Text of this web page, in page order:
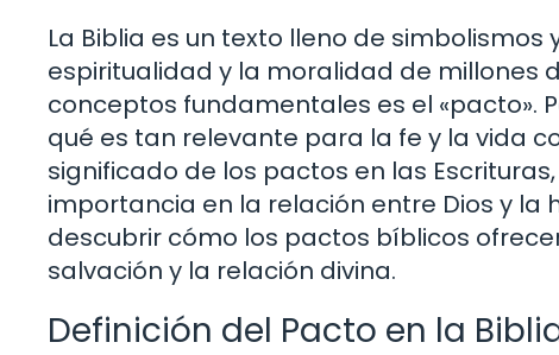
La Biblia es un texto lleno de
espiritualidad y la moralidad de millones
conceptos fundamentales es el «pacto».
qué es tan relevante para la fe y la vida
significado de los pactos en las
importancia en la relación entre Dios y
descubrir cómo los pactos bíblicos
salvación y la relación divina.
Definición del Pacto en la